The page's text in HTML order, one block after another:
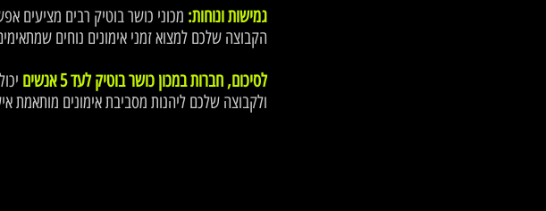
גמישות ונוחות: מכוני כושר בוטיק רבים מציעים
הקבוצה שלכם למצוא זמני אימונים נוחים
לסיכום, חברות במכון כושר בוטיק לעד 5 אנשים
ולקבוצה שלכם ליהנות מסביבת אימונים מותאמת